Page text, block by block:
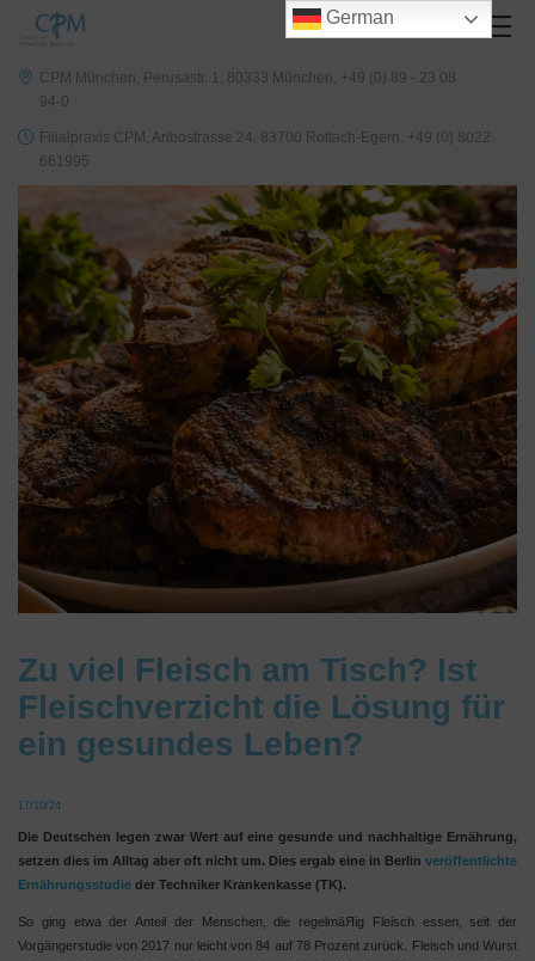
CPM München, Perusastr. 1, 80333 München, +49 (0) 89 - 23 08
94-0
Filialpraxis CPM, Aribostrasse 24, 83700 Rottach-Egern, +49 (0) 8022
661995
Zu viel Fleisch am Tisch? Ist
Fleischverzicht die Lösung für
ein gesundes Leben?
17/10/24
Die Deutschen legen zwar Wert auf eine gesunde und nachhaltige Ernährung,
setzen dies im Alltag aber oft nicht um. Dies ergab eine in Berlin veröffentlichte
Ernährungsstudie der Techniker Krankenkasse (TK).
So ging etwa der Anteil der Menschen, die regelmäЯig Fleisch essen, seit der
Vorgängerstudie von 2017 nur leicht von 84 auf 78 Prozent zurück. Fleisch und Wurst
German